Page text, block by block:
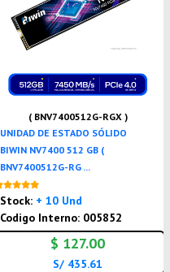
( BNV7400512G-RGX )
UNIDAD DE ESTADO SÓLIDO
BIWIN NV7400 512 GB (
BNV7400512G-RG ...
Stock: + 10 Und
Codigo Interno: 005852
$ 127.00
S/ 435.61